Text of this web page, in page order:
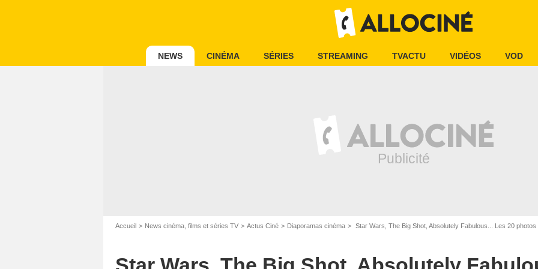
NEWS CINÉMA SÉRIES STREAMING TVACTU VIDÉOS VOD
Accueil News cinéma, films et séries TV Actus Ciné Diaporamas cinéma Star Wars, The Big Shot, Absolutely Fabulous... Les 20 photos